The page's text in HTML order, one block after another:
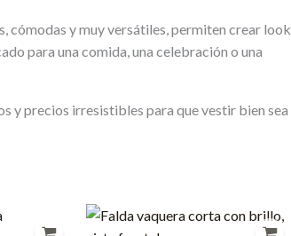
cómodas y muy versátiles, permiten crear
para una comida, una celebración o una
y precios irresistibles para que vestir bien sea